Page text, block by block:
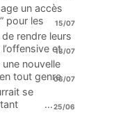
un accès
pour les
...
15/07
rendre leurs
et
...
13/07
nouvelle
tout genre06/07
se
...25/06